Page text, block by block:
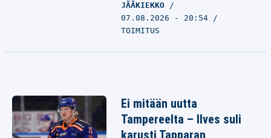
JÄÄKIEKKO
07.08.2026 - 20:54
TOIMITUS
Ei mitään uutta
Tampereelta – Ilves suli
karusti Tapparan